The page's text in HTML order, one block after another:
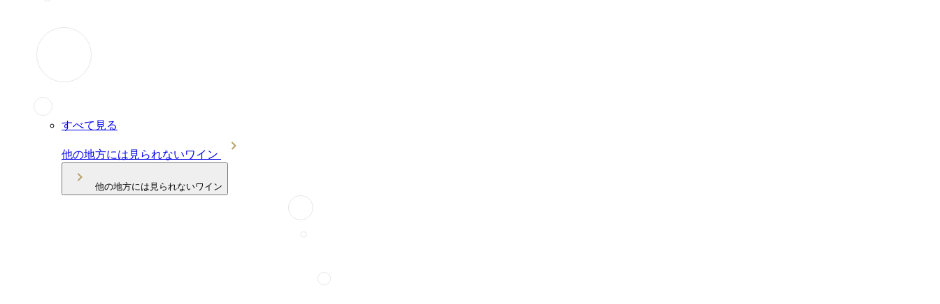
すべて見る
他の地方には見られないワイン
他の地方には見られないワイン